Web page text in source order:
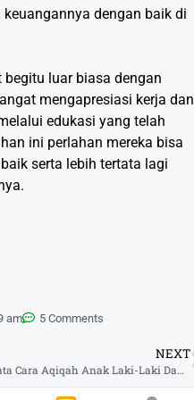
dengan baik di
luar biasa dengan
mengapresiasi kerja dan
edukasi yang telah
ini perlahan mereka bisa
serta lebih tertata lagi
am 5 Comments
NEXT
Tata Cara Aqiqah Anak Laki-Laki Dan Perempuan